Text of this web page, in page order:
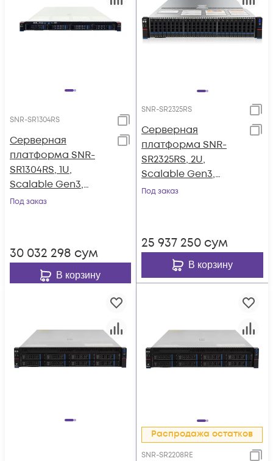
SNR-SR1304RS
Серверная
платформа SNR-
SR1304RS, 1U,
Scalable Gen3,
DDR4, 4xHDD,
Под заказ
30 032 298 сум
В корзину
SNR-SR2325RS
Серверная
платформа SNR-
SR2325RS, 2U,
Scalable Gen3,
DDR4, 25xHDD,
Под заказ
25 937 250 сум
В корзину
Распродажа остатков
SNR-SR2208RE